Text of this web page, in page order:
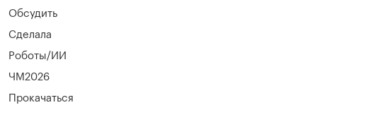
Обсудить
Сделала
Роботы/ИИ
ЧМ2026
Прокачаться